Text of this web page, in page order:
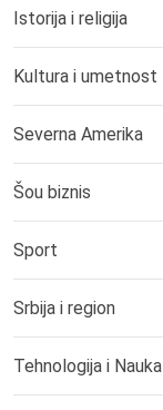
Istorija i religija
Kultura i umetnost
Severna Amerika
Šou biznis
Sport
Srbija i region
Tehnologija i Nauka